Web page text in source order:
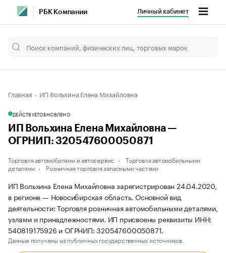
РБК Компании Личный кабинет
Главная ИП Вольхина Елена Михайловна
ДЕЙСТВУЕТОБНОВЛЕНО
ИП Вольхина Елена Михайловна —
ОГРНИП: 320547600050871
Торговля автомобилями и автосервис
Торговля автомобильными
деталями
Розничная торговля запасными частями
ИП Вольхина Елена Михайловна зарегистрирован 24.04.2020,
в регионе — Новосибирская область. Основной вид
деятельности: Торговля розничная автомобильными деталями,
узлами и принадлежностями. ИП присвоены реквизиты ИНН:
540819175926 и ОГРНИП: 320547600050871.
Данные получены из публичных государственных источников.